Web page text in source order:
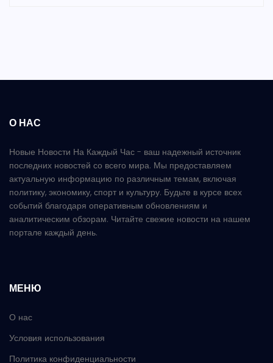
О НАС
Новые Новости На Каждый Час - ваш надежный источник
последних новостей со всего мира. Мы предоставляем
актуальную информацию по различным темам, включая
политику, экономику, спорт и культуру. Будьте в курсе всех
событий благодаря оперативным обновлениям и
аналитическим обзорам. Читайте свежие новости на нашем
портале каждый день.
МЕНЮ
О нас
Условия использования
Политика конфиденциальности